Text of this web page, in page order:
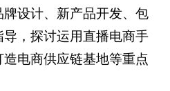
设计、新产品开发、包
，探讨运用直播电商手
电商供应链基地等重点